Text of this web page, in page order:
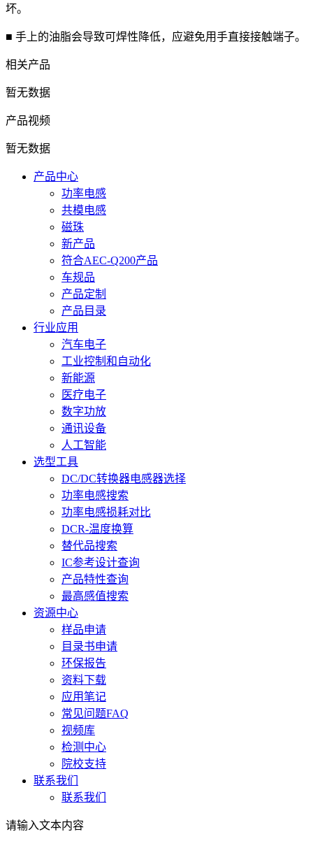
坏。
■ 手上的油脂会导致可焊性降低，应避免用手直接接触端子。
相关产品
暂无数据
产品视频
暂无数据
产品中心
功率电感
共模电感
磁珠
新产品
符合AEC-Q200产品
车规品
产品定制
产品目录
行业应用
汽车电子
工业控制和自动化
新能源
医疗电子
数字功放
通讯设备
人工智能
选型工具
DC/DC转换器电感器选择
功率电感搜索
功率电感损耗对比
DCR-温度换算
替代品搜索
IC参考设计查询
产品特性查询
最高感值搜索
资源中心
样品申请
目录书申请
环保报告
资料下载
应用笔记
常见问题FAQ
视频库
检测中心
院校支持
联系我们
联系我们
请输入文本内容